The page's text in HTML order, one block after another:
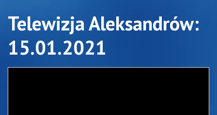
Telewizja Aleksandrów:
15.01.2021